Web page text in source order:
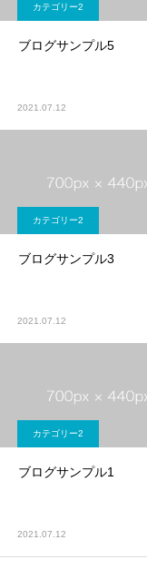
カテゴリー2
ブログサンプル5
2021.07.12
カテゴリー2
ブログサンプル3
2021.07.12
カテゴリー2
ブログサンプル1
2021.07.12